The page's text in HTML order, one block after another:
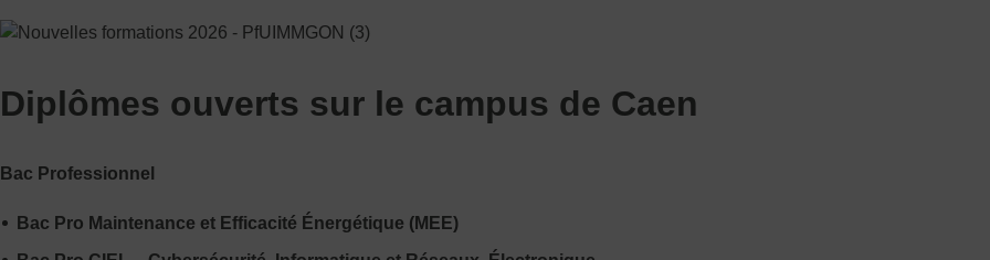
Diplômes ouverts sur le campus de Caen
Bac Professionnel
Bac Pro Maintenance et Efficacité Énergétique (MEE)